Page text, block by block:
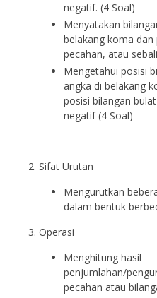
negatif. (4 Soal)
Menyatakan
belakang koma
pecahan, atau
Mengetahui posisi
angka di belakang
posisi bilangan
negatif (4 Soal)
Sifat Urutan
Mengurutkan
dalam bentuk
Operasi
Menghitung hasil
penjumlahan/
pecahan atau